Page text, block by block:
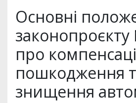
Основні
про
пошкодження
знищення